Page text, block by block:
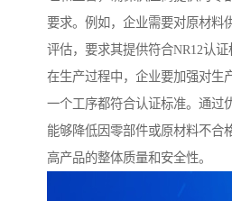
要求。例如，企业需要对原材料
评估，要求其提供符合NR12认证
在生产过程中，企业要加强对生
一个工序都符合认证标准。通过
能够降低因零部件或原材料不合
高产品的整体质量和安全性。